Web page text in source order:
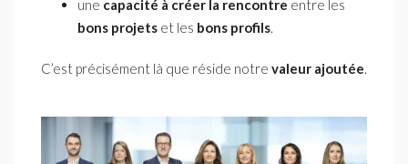
une capacité à créer la rencontre entre les
bons projets et les bons profils
C’est précisément là que réside notre valeur ajoutée